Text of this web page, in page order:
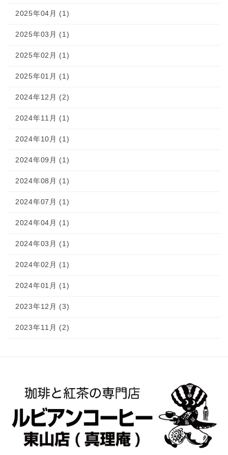
2025年04月 (1)
2025年03月 (1)
2025年02月 (1)
2025年01月 (1)
2024年12月 (2)
2024年11月 (1)
2024年10月 (1)
2024年09月 (1)
2024年08月 (1)
2024年07月 (1)
2024年04月 (1)
2024年03月 (1)
2024年02月 (1)
2024年01月 (1)
2023年12月 (3)
2023年11月 (2)